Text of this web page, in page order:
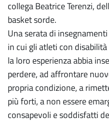
collega Beatrice Terenzi,
basket sorde.
Una serata di
in cui gli atleti con
la loro esperienza abbia
perdere, ad affrontare
propria condizione, a
più forti, a non essere
consapevoli e soddisfatti